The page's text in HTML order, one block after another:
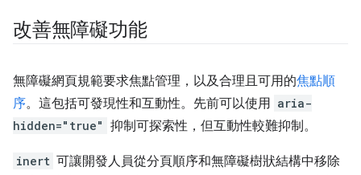
改善無障礙功能
無障礙網頁規範要求焦點管理，以及合理且可用的焦點順
序。這包括可發現性和互動性。先前可以使用 aria-
hidden="true" 抑制可探索性，但互動性較難抑制。
inert 可讓開發人員從分頁順序和無障礙樹狀結構中移除